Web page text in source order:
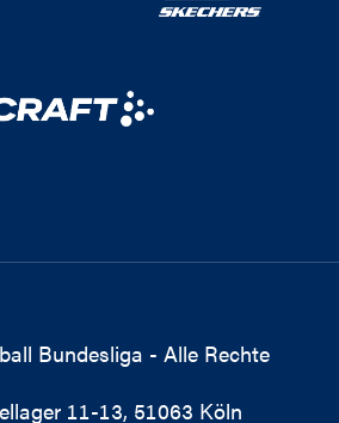
Bundesliga - Alle Rechte
11-13, 51063 Köln